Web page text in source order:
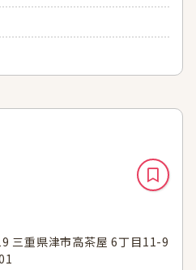
三重県津市高茶屋 6丁目11-9